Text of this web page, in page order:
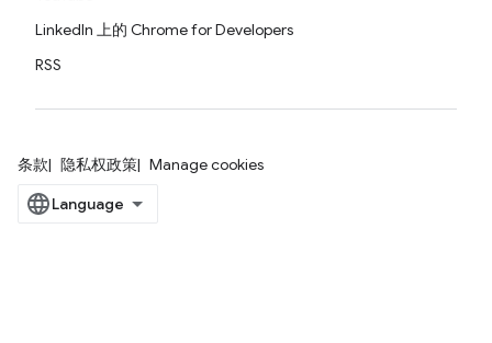
LinkedIn 上的 Chrome for Developers
RSS
条款 隐私权政策 Manage cookies